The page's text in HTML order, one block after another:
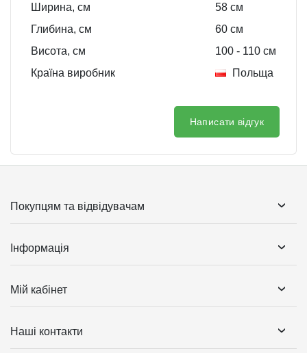
Ширина, см 58 см
Глибина, см
60 см
Висота, см
100- 110 см
Країна виробник
Польща
Написати відгук
Покупцям та відвідувачам
Інформація
Мій кабінет
Наші контакти